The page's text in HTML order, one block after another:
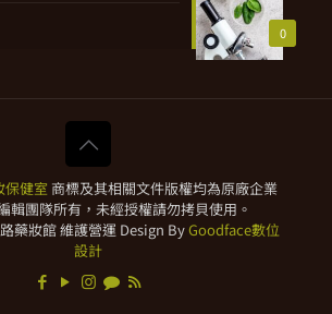
0
保健室 商標及其相關文件版權均為原廠企業
輯團隊所有，未經授權請勿拷貝使用。
藥妝館 維護營運 Design ByGoodface數位
設計